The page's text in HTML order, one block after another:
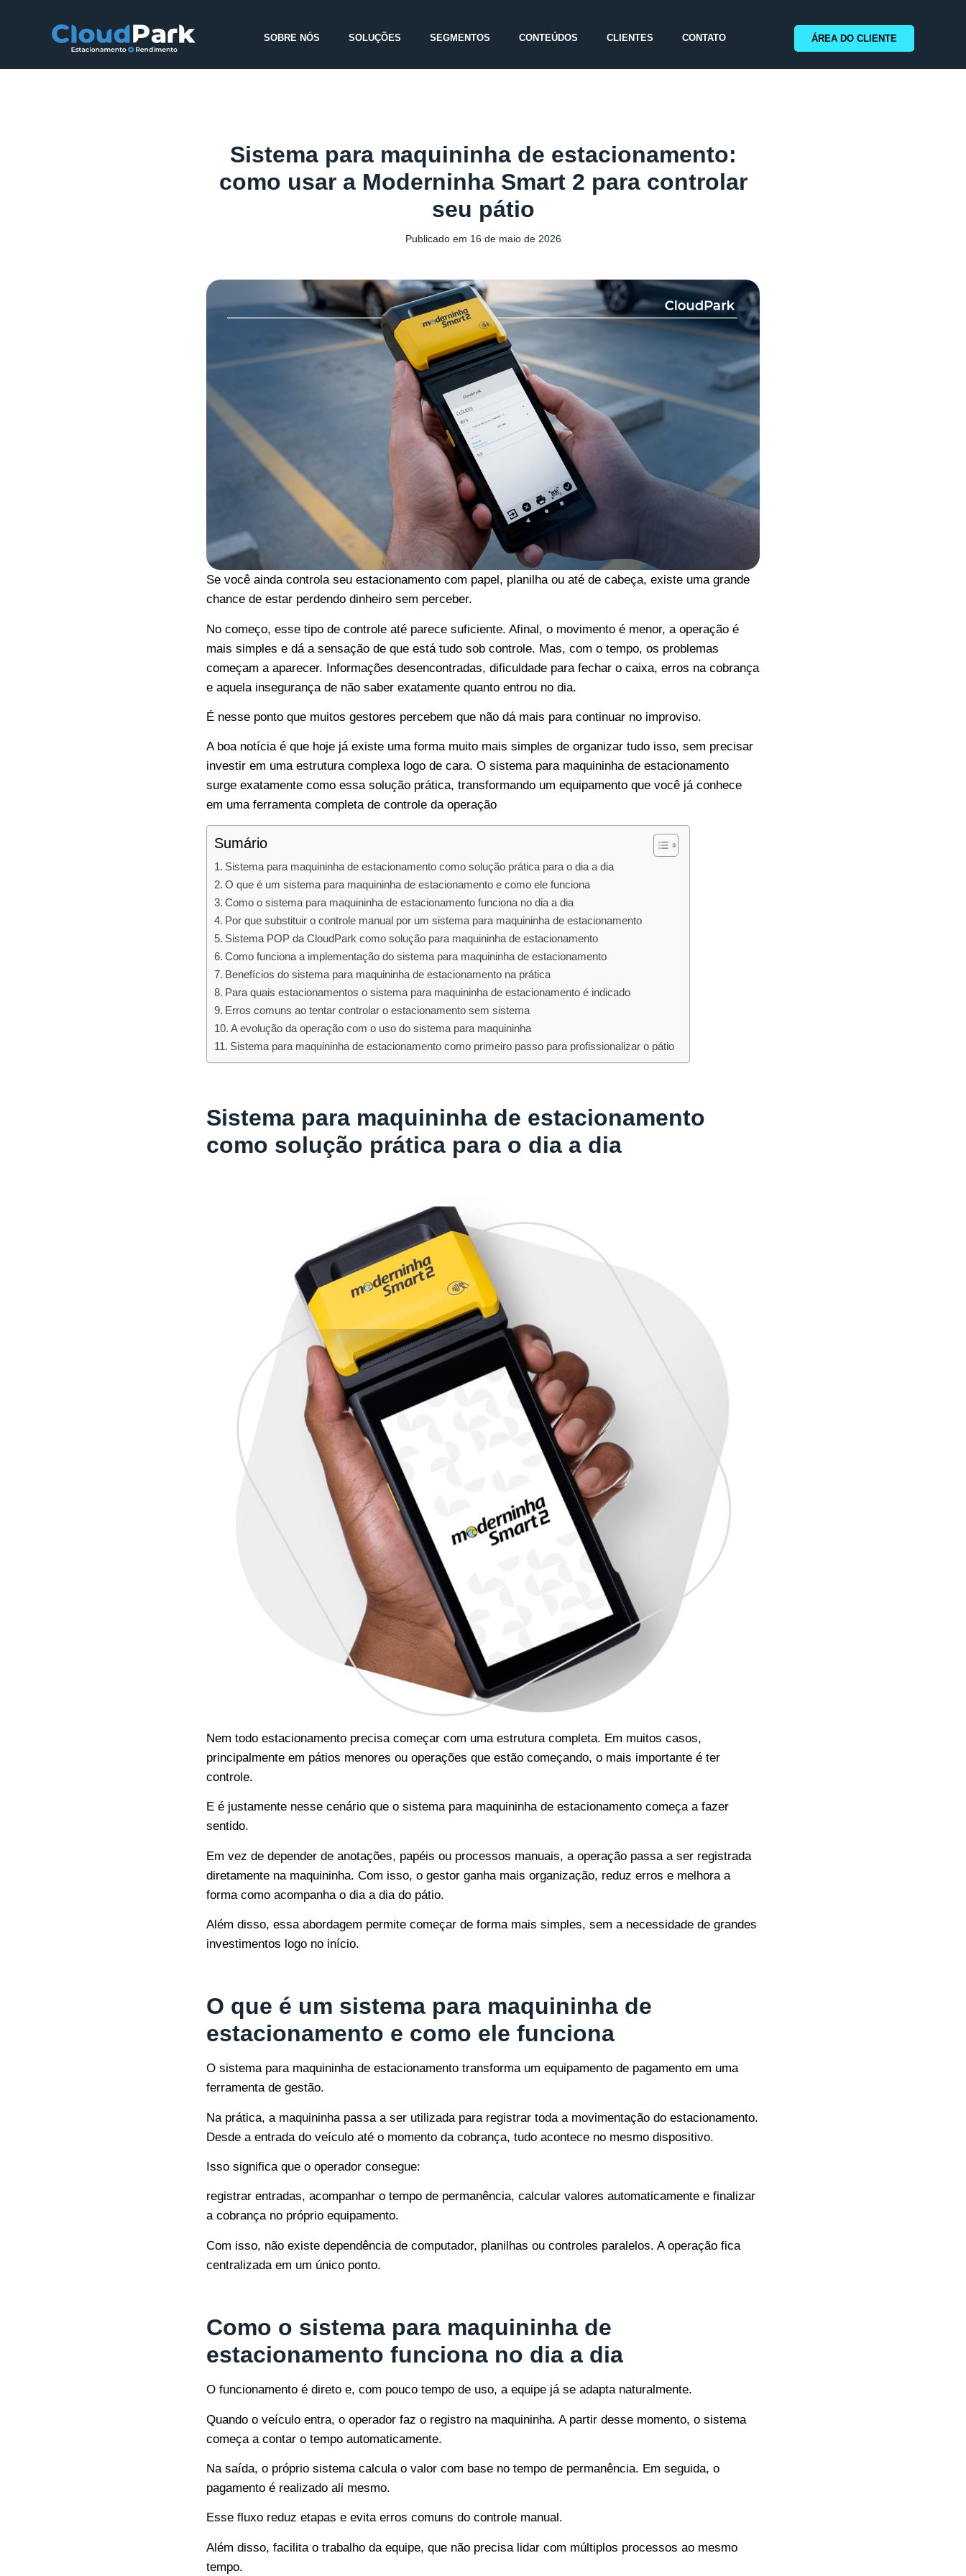
SOBRE NÓS SOLUÇÕES SEGMENTOS CONTEÚDOS CLIENTES CONTATO ÁREA DO CLIENTE
Sistema para maquininha de estacionamento:
como usar a Moderninha Smart 2 para controlar
seu pátio
Publicado em 16 de maio de 2026
Se você ainda controla seu estacionamento com papel, planilha ou até de cabeça, existe uma grande
chance de estar perdendo dinheiro sem perceber.
No começo, esse tipo de controle até parece suficiente. Afinal, o movimento é menor, a operação é
mais simples e dá a sensação de que está tudo sob controle. Mas, com o tempo, os problemas
começam a aparecer. Informações desencontradas, dificuldade para fechar o caixa, erros na cobrança
e aquela insegurança de não saber exatamente quanto entrou no dia.
É nesse ponto que muitos gestores percebem que não dá mais para continuar no improviso.
A boa notícia é que hoje já existe uma forma muito mais simples de organizar tudo isso, sem precisar
investir em uma estrutura complexa logo de cara. O sistema para maquininha de estacionamento
surge exatamente como essa solução prática, transformando um equipamento que você já conhece
em uma ferramenta completa de controle da operação
Sumário
Sistema para maquininha de estacionamento como solução prática para o dia a dia
O que é um sistema para maquininha de estacionamento e como ele funciona
Como o sistema para maquininha de estacionamento funciona no dia a dia
Por que substituir o controle manual por um sistema para maquininha de estacionamento
Sistema POP da CloudPark como solução para maquininha de estacionamento
Como funciona a implementação do sistema para maquininha de estacionamento
Benefícios do sistema para maquininha de estacionamento na prática
Para quais estacionamentos o sistema para maquininha de estacionamento é indicado
Erros comuns ao tentar controlar o estacionamento sem sistema
A evolução da operação com o uso do sistema para maquininha
Sistema para maquininha de estacionamento como primeiro passo para profissionalizar o pátio
Sistema para maquininha de estacionamento
como solução prática para o dia a dia
Nem todo estacionamento precisa começar com uma estrutura completa. Em muitos casos,
principalmente em pátios menores ou operações que estão começando, o mais importante é ter
controle.
E é justamente nesse cenário que o sistema para maquininha de estacionamento começa a fazer
sentido.
Em vez de depender de anotações, papéis ou processos manuais, a operação passa a ser registrada
diretamente na maquininha. Com isso, o gestor ganha mais organização, reduz erros e melhora a
forma como acompanha o dia a dia do pátio.
Além disso, essa abordagem permite começar de forma mais simples, sem a necessidade de grandes
investimentos logo no início.
O que é um sistema para maquininha de
estacionamento e como ele funciona
O sistema para maquininha de estacionamento transforma um equipamento de pagamento em uma
ferramenta de gestão.
Na prática, a maquininha passa a ser utilizada para registrar toda a movimentação do estacionamento.
Desde a entrada do veículo até o momento da cobrança, tudo acontece no mesmo dispositivo.
Isso significa que o operador consegue:
registrar entradas, acompanhar o tempo de permanência, calcular valores automaticamente e finalizar
a cobrança no próprio equipamento.
Com isso, não existe dependência de computador, planilhas ou controles paralelos. A operação fica
centralizada em um único ponto.
Como o sistema para maquininha de
estacionamento funciona no dia a dia
O funcionamento é direto e, com pouco tempo de uso, a equipe já se adapta naturalmente.
Quando o veículo entra, o operador faz o registro na maquininha. A partir desse momento, o sistema
começa a contar o tempo automaticamente.
Na saída, o próprio sistema calcula o valor com base no tempo de permanência. Em seguida, o
pagamento é realizado ali mesmo.
Esse fluxo reduz etapas e evita erros comuns do controle manual.
Além disso, facilita o trabalho da equipe, que não precisa lidar com múltiplos processos ao mesmo
tempo.